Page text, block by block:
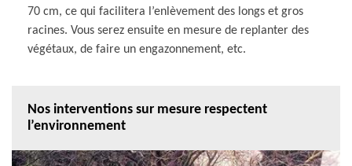
70 cm, ce qui facilitera l’enlèvement des longs et gros
racines. Vous serez ensuite en mesure de replanter des
végétaux, de faire un engazonnement, etc.
Nos interventions sur mesure respectent
l’environnement